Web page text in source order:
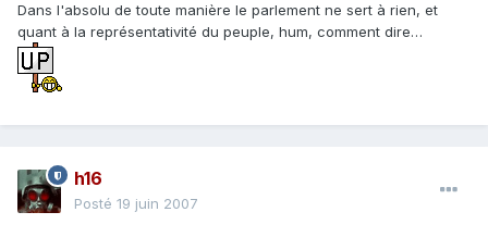
Dans l'absolu de toute manière le parlement ne sert à rien, et
quant à la représentativité du peuple, hum, comment dire…
h16
Posté 19 juin 2007